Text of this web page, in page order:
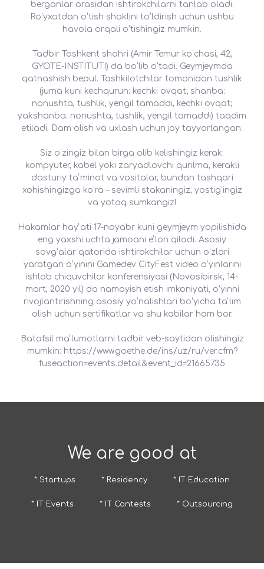
berganlar orasidan ishtirokchilarni tanlab oladi.
Roʻyxatdan oʻtish shaklini toʻldirish uchun ushbu
havola orqali oʻtishingiz mumkin.
Tadbir Toshkent shahri (Amir Temur koʻchasi, 42,
GYOTE-INSTITUTI) da boʻlib oʻtadi. Geymjeymda
qatnashish bepul. Tashkilotchilar tomonidan tushlik
(juma kuni kechqurun: kechki ovqat; shanba:
nonushta, tushlik, yengil tamaddi, kechki ovqat;
yakshanba: nonushta, tushlik, yengil tamaddi) taqdim
etiladi. Dam olish va uxlash uchun joy tayyorlangan.
Siz oʻzingiz bilan birga olib kelishingiz kerak:
kompyuter, kabel yoki zaryadlovchi qurilma, kerakli
dasturiy taʼminot va vositalar, bundan tashqari
xohishingizga koʻra – sevimli stakaningiz, yostigʻingiz
va yotoq sumkangiz!
Hakamlar hayʼati 17-noyabr kuni geymjeym yopilishida
eng yaxshi uchta jamoani eʼlon qiladi. Asosiy
sovgʻalar qatorida ishtirokchilar uchun oʻzlari
yaratgan oʻyinini Gamedev CityFest video oʻyinlarini
ishlab chiquvchilar konferensiyasi (Novosibirsk, 14-
mart, 2020 yil) da namoyish etish imkoniyati, oʻyinni
rivojlantirishning asosiy yoʻnalishlari boʻyicha taʼlim
olish uchun sertifikatlar va shu kabilar ham bor.
Batafsil maʼlumotlarni tadbir veb-saytidan olishingiz
mumkin: https://www.goethe.de/ins/uz/ru/ver.cfm?
fuseaction=events.detail&event_id=21665735
We are good at
* Startups * Residency * IT Education
* IT Events * IT Contests * Outsourcing